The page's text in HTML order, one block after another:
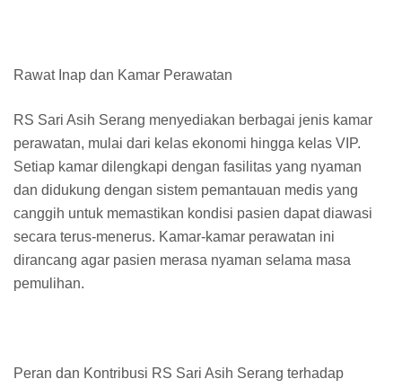
Rawat Inap dan Kamar Perawatan
RS Sari Asih Serang menyediakan berbagai jenis kamar
perawatan, mulai dari kelas ekonomi hingga kelas VIP.
Setiap kamar dilengkapi dengan fasilitas yang nyaman
dan didukung dengan sistem pemantauan medis yang
canggih untuk memastikan kondisi pasien dapat diawasi
secara terus-menerus. Kamar-kamar perawatan ini
dirancang agar pasien merasa nyaman selama masa
pemulihan.
Peran dan Kontribusi RS Sari Asih Serang terhadap